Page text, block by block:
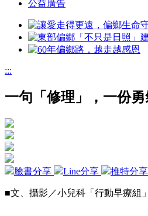
公益廣告
:::
一句「修理」，一份
臉書分享 Line分享 推特分享
■文、攝影／小兒科「行動早療